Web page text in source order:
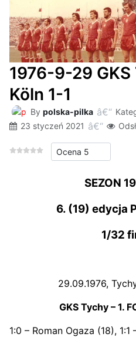
1976-9-29 GKS
Köln 1-1
By polska-pilka
23 styczeń 2021
Proszę, oceń
SEZON
6. (19) edycja
1/32
29.09.1976,
GKS Tychy – 1.
1:0 – Roman Ogaza (18),